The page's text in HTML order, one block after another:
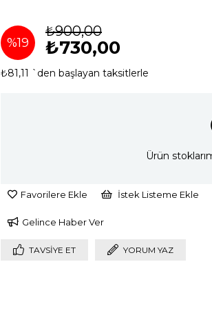
%19
İndirim
₺900,00
₺730,00
₺81,11 `den başlayan taksitlerle
Ürün
Favorilere Ekle İstek Listeme Ekle
Gelince Haber Ver
TAVSIYE ET YORUM YAZ